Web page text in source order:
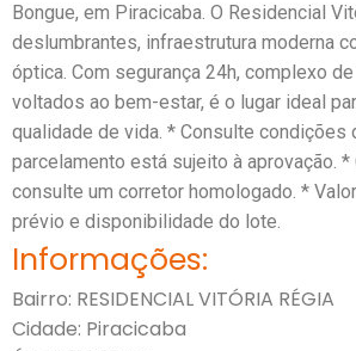
Bongue, em Piracicaba. O Residencial
deslumbrantes, infraestrutura moderna
óptica. Com segurança 24h, complexo
voltados ao bem-estar, é o lugar ideal
qualidade de vida. * Consulte condições
parcelamento está sujeito à aprovação.
consulte um corretor homologado. *
prévio e disponibilidade do lote.
Informações:
Bairro: RESIDENCIAL VITÓRIA RÉGIA
Cidade: Piracicaba